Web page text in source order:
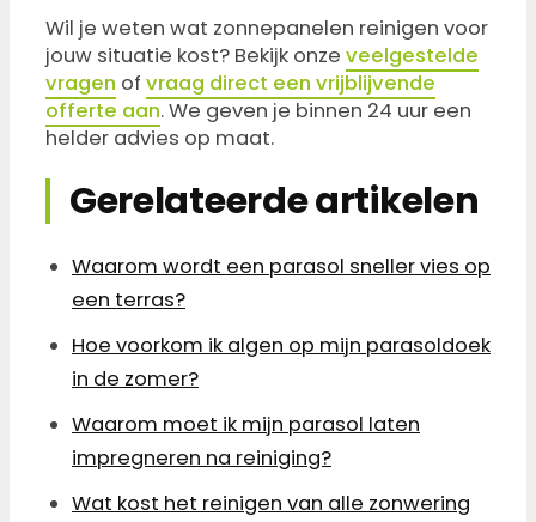
Wil je weten wat zonnepanelen reinigen voor
jouw situatie kost? Bekijk onze veelgestelde
vragen of vraag direct een vrijblijvende
offerte aan. We geven je binnen 24 uur een
helder advies op maat.
Gerelateerde artikelen
Waarom wordt een parasol sneller vies op
een terras?
Hoe voorkom ik algen op mijn parasoldoek
in de zomer?
Waarom moet ik mijn parasol laten
impregneren na reiniging?
Wat kost het reinigen van alle zonwering